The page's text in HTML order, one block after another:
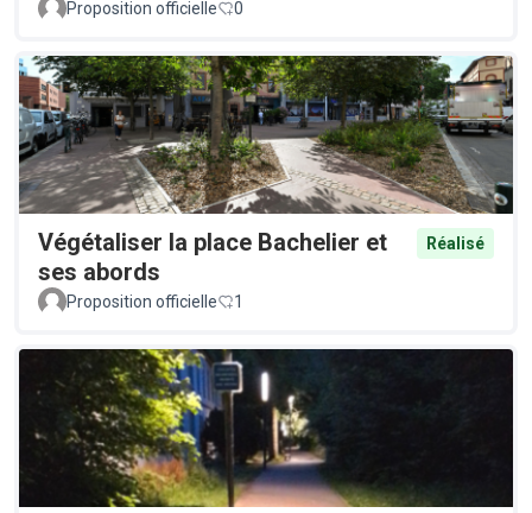
Proposition officielle 0
Végétaliser la place Bachelier et
ses abords
Réalisé
Proposition officielle 1